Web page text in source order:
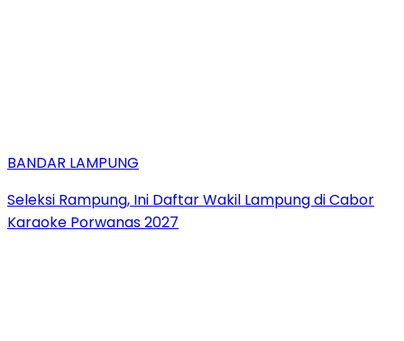
BANDAR LAMPUNG
Seleksi Rampung, Ini Daftar Wakil Lampung di Cabor
Karaoke Porwanas 2027